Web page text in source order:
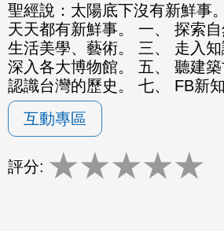
聖經說：太陽底下沒有新鮮事
天天都有新鮮事。 一、 探索自
生活美學、藝術。 三、 走入知
深入各大博物館。 五、 聽建築
認識台灣的歷史。 七、 FB新知
互動專區
評分: ★★★★★